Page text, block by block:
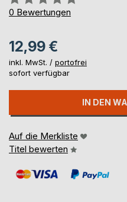
0%
0 Bewertungen
12,99 €
inkl. MwSt. / portofrei
sofort verfügbar
IN DEN
Auf die Merkliste
Titel bewerten